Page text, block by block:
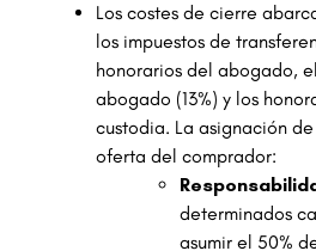
Los costes de cierre
los impuestos de
honorarios del abogado,
abogado (13%) y los
custodia. La asignación
oferta del comprador:
determinados
asumir el 50%